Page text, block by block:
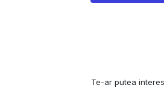
Te-ar putea